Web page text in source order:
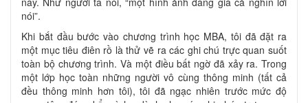
nói”.
Khi bắt đầu bước vào chương trình học MBA, tôi đã đặt ra
một mục tiêu điên rồ là thử vẽ ra các ghi chú trực quan suốt
toàn bộ chương trình. Và một điều bất ngờ đã xảy ra. Trong
một lớp học toàn những người vô cùng thông minh (tất cả
đều thông minh hơn tôi), tôi đã ngạc nhiên trước mức độ